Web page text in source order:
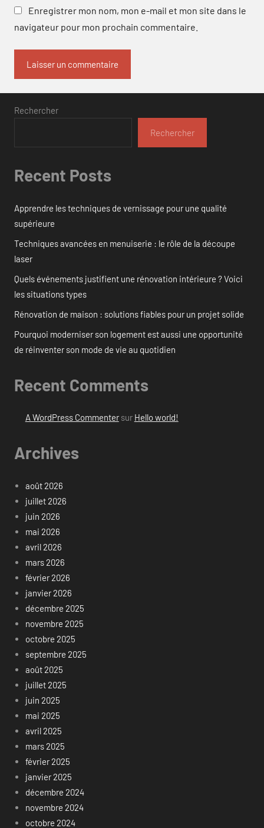
Enregistrer mon nom, mon e-mail et mon site dans le
navigateur pour mon prochain commentaire.
Rechercher
Rechercher
Recent Posts
Apprendre les techniques de vernissage pour une qualité
supérieure
Techniques avancées en menuiserie : le rôle de la découpe
laser
Quels événements justifient une rénovation intérieure ? Voici
les situations types
Rénovation de maison : solutions fiables pour un projet solide
Pourquoi moderniser son logement est aussi une opportunité
de réinventer son mode de vie au quotidien
Recent Comments
A WordPress Commentersur Hello world!
Archives
août 2026
juillet 2026
juin 2026
mai 2026
avril 2026
mars 2026
février 2026
janvier 2026
décembre 2025
novembre 2025
octobre 2025
septembre 2025
août 2025
juillet 2025
juin 2025
mai 2025
avril 2025
mars 2025
février 2025
janvier 2025
décembre 2024
novembre 2024
octobre 2024